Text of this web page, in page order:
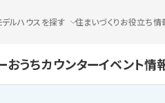
ルハウスを探す 住まいづくりお役立ち情
おうちカウンターイベント情